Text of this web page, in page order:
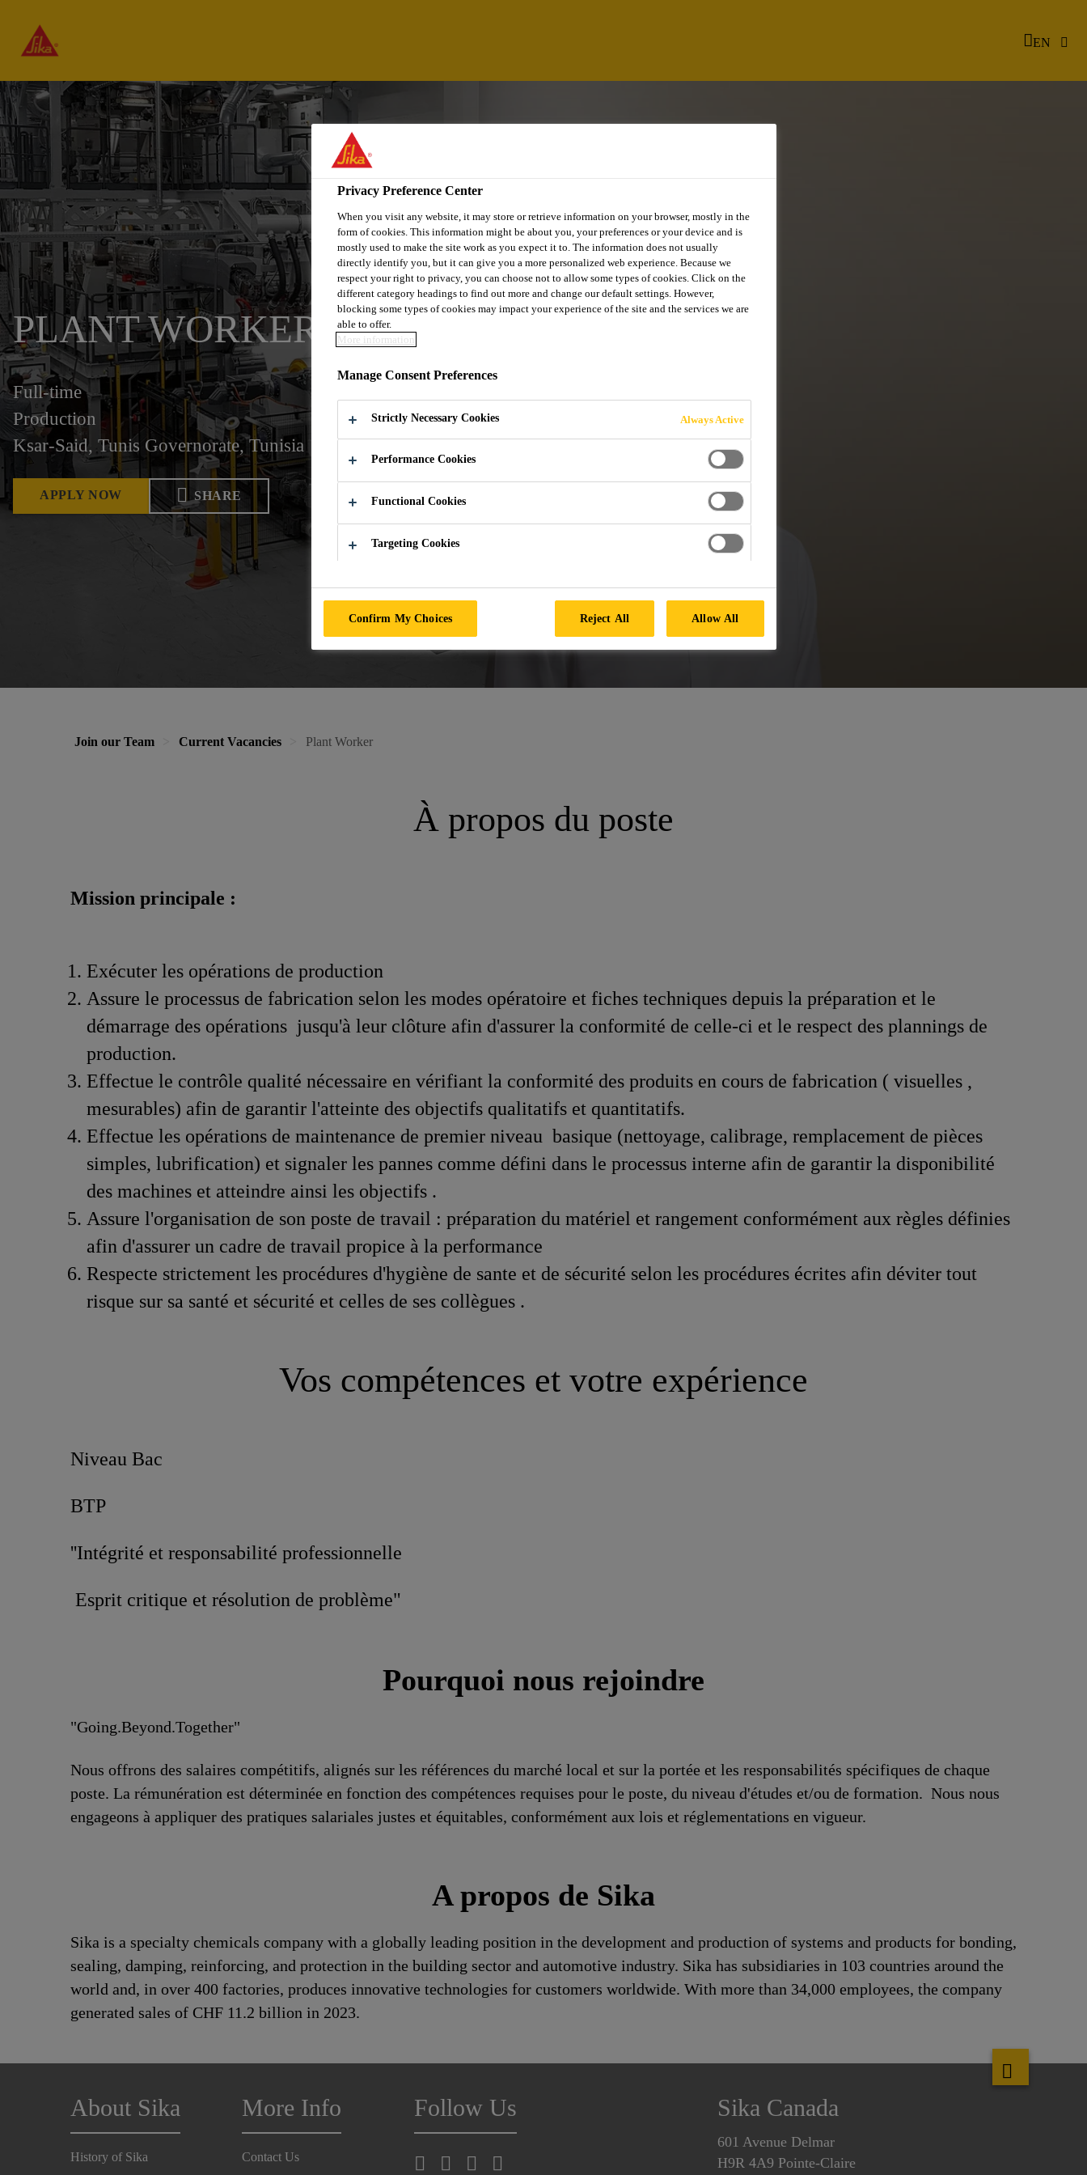
EN
PLANT WORKER
Full-time
Production
Ksar-Said, Tunis Governorate, Tunisia
APPLY NOW SHARE
Join our Team Current Vacancies Plant Worker
À propos du poste
Mission principale :
Exécuter les opérations de production
Assure le processus de fabrication selon les modes opératoire et fiches techniques depuis la préparation et le
démarrage des opérations jusqu'à leur clôture afin d'assurer la conformité de celle-ci et le respect des plannings de
production.
Effectue le contrôle qualité nécessaire en vérifiant la conformité des produits en cours de fabrication ( visuelles ,
mesurables) afin de garantir l'atteinte des objectifs qualitatifs et quantitatifs.
Effectue les opérations de maintenance de premier niveau basique (nettoyage, calibrage, remplacement de pièces
simples, lubrification) et signaler les pannes comme défini dans le processus interne afin de garantir la disponibilité
des machines et atteindre ainsi les objectifs .
Assure l'organisation de son poste de travail : préparation du matériel et rangement conformément aux règles définies
afin d'assurer un cadre de travail propice à la performance
Respecte strictement les procédures d'hygiène de sante et de sécurité selon les procédures écrites afin déviter tout
risque sur sa santé et sécurité et celles de ses collègues .
Vos compétences et votre expérience
Niveau Bac
BTP
''Intégrité et responsabilité professionnelle
Esprit critique et résolution de problème"
Pourquoi nous rejoindre
"Going.Beyond.Together"
Nous offrons des salaires compétitifs, alignés sur les références du marché local et sur la portée et les responsabilités spécifiques de chaque
poste. La rémunération est déterminée en fonction des compétences requises pour le poste, du niveau d'études et/ou de formation. Nous nous
engageons à appliquer des pratiques salariales justes et équitables, conformément aux lois et réglementations en vigueur.
A propos de Sika
Sika is a specialty chemicals company with a globally leading position in the development and production of systems and products for bonding,
sealing, damping, reinforcing, and protection in the building sector and automotive industry. Sika has subsidiaries in 103 countries around the
world and, in over 400 factories, produces innovative technologies for customers worldwide. With more than 34,000 employees, the company
generated sales of CHF 11.2 billion in 2023.
About Sika
History of Sika
More Info
Contact Us
Follow Us Sika Canada
601 Avenue Delmar
H9R 4A9 Pointe-Claire
Privacy Preference Center
When you visit any website, it may store or retrieve information on your browser, mostly in the
form of cookies. This information might be about you, your preferences or your device and is
mostly used to make the site work as you expect it to. The information does not usually
directly identify you, but it can give you a more personalized web experience. Because we
respect your right to privacy, you can choose not to allow some types of cookies. Click on the
different category headings to find out more and change our default settings. However,
blocking some types of cookies may impact your experience of the site and the services we are
able to offer.
More information
Manage Consent Preferences
Strictly Necessary Cookies Always Active
Performance Cookies
Functional Cookies
Targeting Cookies
Confirm My Choices Reject All Allow All